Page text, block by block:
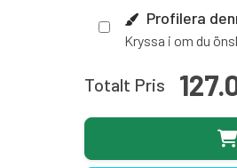
Profilera
Kryssa i om du
Totalt Pris